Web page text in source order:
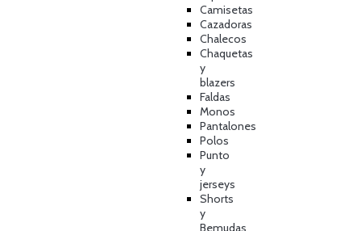
Camisetas
Cazadoras
Chalecos
Chaquetas
y
blazers
Faldas
Monos
Pantalones
Polos
Punto
y
jerseys
Shorts
y
Bemudas